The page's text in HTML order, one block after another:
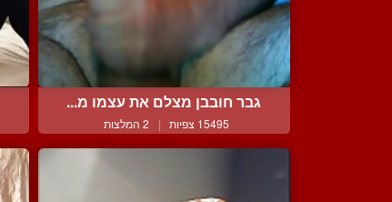
גבר חובבן מצלם את עצמו מ...
15495 צפיות | 2 המלצות